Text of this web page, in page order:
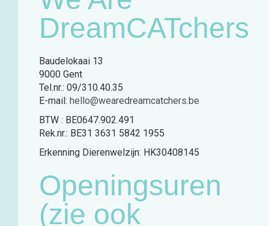
DreamCATchers
Baudelokaai 13
9000 Gent
Tel.nr.: 09/310.40.35
E-mail: hello@wearedreamcatchers.be
BTW : BE0647.902.491
Rek.nr.: BE31 3631 5842 1955
Erkenning Dierenwelzijn: HK30408145
Openingsuren
(zie ook